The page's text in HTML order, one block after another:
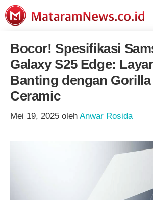
Langsung
ke
Bocor! Spesifikasi
Galaxy S25 Edge:
Banting dengan Gorilla
Ceramic
Mei 19, 2025 oleh Anwar Rosida